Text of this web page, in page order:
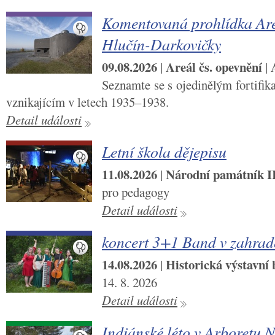
Komentovaná prohlídka
Hlučín-Darkovičky
09.08.2026 | Areál čs. opevnění |
Seznamte se s ojedinělým
vznikajícím v letech 1935–1938.
Detail události
Letní škola dějepisu
11.08.2026 | Národní památník
pro pedagogy
Detail události
koncert 3+1 Band v
14.08.2026 | Historická výstavní
14. 8. 2026
Detail události